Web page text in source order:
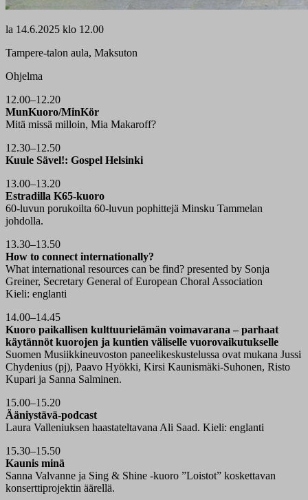
la 14.6.2025 klo 12.00
Tampere-talon aula, Maksuton
Ohjelma
12.00–12.20
MunKuoro/MinKör
Mitä missä milloin, Mia Makaroff?
12.30–12.50
Kuule Sävel!: Gospel Helsinki
13.00–13.20
Estradilla K65-kuoro
60-luvun porukoilta 60-luvun pophittejä Minsku Tammelan
johdolla.
13.30–13.50
How to connect internationally?
What international resources can be find? presented by Sonja
Greiner, Secretary General of European Choral Association
Kieli: englanti
14.00–14.45
Kuoro paikallisen kulttuurielämän voimavarana – parhaat
käytännöt kuorojen ja kuntien väliselle vuorovaikutukselle
Suomen Musiikkineuvoston paneelikeskustelussa ovat mukana Jussi
Chydenius (pj), Paavo Hyökki, Kirsi Kaunismäki-Suhonen, Risto
Kupari ja Sanna Salminen.
15.00–15.20
Ääniystävä-podcast
Laura Valleniuksen haastateltavana Ali Saad. Kieli: englanti
15.30–15.50
Kaunis minä
Sanna Valvanne ja Sing & Shine -kuoro ”Loistot” koskettavan
konserttiprojektin äärellä.